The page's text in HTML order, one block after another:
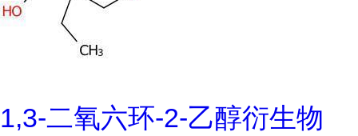
1,3-二氧六环-2-乙醇衍生物